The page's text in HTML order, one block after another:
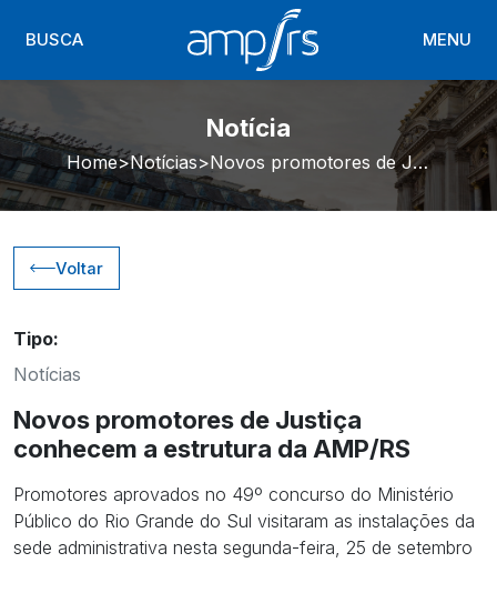
BUSCA MENU
Notícia
Home Notícias Novos promotores de Justiça conhecem a estrutura da AMP/RS
Voltar
Tipo:
Notícias
Novos promotores de Justiça
conhecem a estrutura da AMP/RS
Promotores aprovados no 49º concurso do Ministério
Público do Rio Grande do Sul visitaram as instalações da
sede administrativa nesta segunda-feira, 25 de setembro